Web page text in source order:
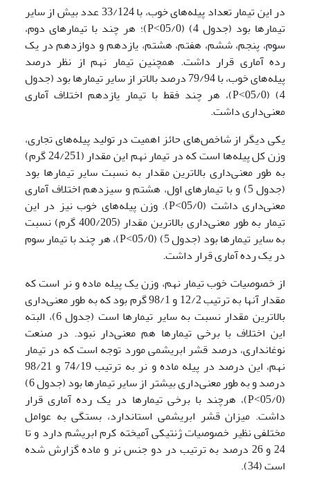
در این تیمار تعداد پیله‌های خوب، با 33/124 عدد بیش از سایر
تیمارها بود (جدول 4) (05/0˂P)؛ هر چند با تیمارهای دوم،
سوم، پنجم، ششم، هفتم، هشتم، یازدهم و دوازدهم در یک
رده آماری قرار داشت. همچنین تیمار نهم از نظر درصد
پیله‌های خوب، با 79/94 درصد بالاتر از سایر تیمارها بود (جدول
4) (05/0˂P)، هر چند فقط با تیمار یازدهم اختلاف آماری
معنی‌داری داشت.
یکی دیگر از شاخص‌های حائز اهمیت در تولید پیله‌های تجاری،
وزن کل پیله‌ها است که در تیمار نهم این مقدار (24/251 گرم)
به‌ طور معنی‌داری بالاترین مقدار به نسبت سایر تیمار‌ها بود
(جدول 5) و با تیمارهای اول، هشتم و سیزدهم اختلاف آماری
معنی‌داری داشت (05/0˂P). وزن پیله‌های خوب نیز در این
تیمار به ‌طور معنی‌داری بالاترین مقدار (400/205 گرم) نسبت
به سایر تیمارها بود (جدول 5) (05/0˂P)، هر چند با تیمار سوم
در یک رده آماری قرار داشت.
از خصوصیات خوب تیمار نهم، وزن یک پیله ماده و نر است که
مقدار آنها به‌ ترتیب 12/2 و 98/1 گرم بود که به‌ طور معنی‌داری
بالاترین مقدار نسبت به سایر تیمارها است (جدول 6)، البته
این اختلاف با برخی تیمارها هم معنی‌دار نبود. در صنعت
نوغانداری، درصد قشر ابریشمی مورد توجه است که در تیمار
نهم، این درصد در پیله ماده و نر به‌ ترتیب 74/19 و 98/21
درصد و به ‌طور معنی‌داری بیشتر از سایر تیمارها بود (جدول 6)
(05/0˂P)، هرچند با برخی تیمارها در یک رده آماری قرار
داشت. میزان قشر ابریشمی استاندارد، بستگی به عوامل
مختلفی نظیر خصوصیات ژنتیکی آمیخته کرم ابریشم دارد و تا
24 و 26 درصد به‌ ترتیب در دو جنس نر و ماده گزارش شده
است (34).